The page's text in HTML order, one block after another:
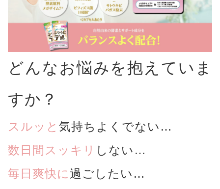
お問い合わせ
プライバシーポリシー
どんなお悩みを抱えていま
すか？
スルッと 気持ちよくでない…
数日間スッキリ しない…
毎日爽快に過ごしたい…